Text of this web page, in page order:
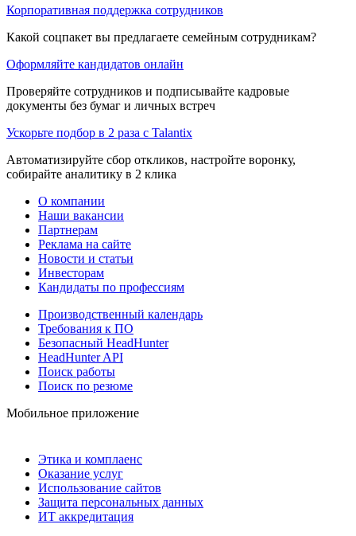
Корпоративная поддержка сотрудников
Какой соцпакет вы предлагаете семейным сотрудникам?
Оформляйте кандидатов онлайн
Проверяйте сотрудников и подписывайте кадровые
документы без бумаг и личных встреч
Ускорьте подбор в 2 раза с Talantix
Автоматизируйте сбор откликов, настройте воронку,
собирайте аналитику в 2 клика
О компании
Наши вакансии
Партнерам
Реклама на сайте
Новости и статьи
Инвесторам
Кандидаты по профессиям
Производственный календарь
Требования к ПО
Безопасный HeadHunter
HeadHunter API
Поиск работы
Поиск по резюме
Мобильное приложение
Этика и комплаенс
Оказание услуг
Использование сайтов
Защита персональных данных
ИТ аккредитация